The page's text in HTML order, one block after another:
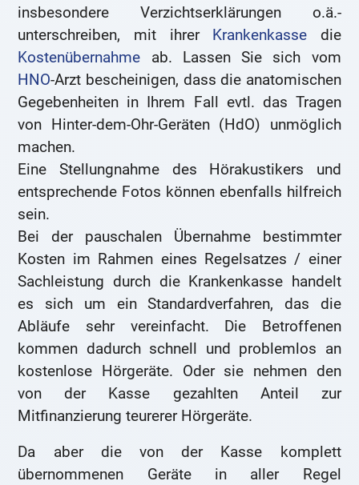
insbesondere Verzichtserklärungen o.ä.-
unterschreiben, mit ihrer Krankenkasse die
Kostenübernahme ab. Lassen Sie sich vom
HNO-Arzt bescheinigen, dass die anatomischen
Gegebenheiten in Ihrem Fall evtl. das Tragen
von Hinter-dem-Ohr-Geräten (HdO) unmöglich
machen.
Eine Stellungnahme des Hörakustikers und
entsprechende Fotos können ebenfalls hilfreich
sein.
Bei der pauschalen Übernahme bestimmter
Kosten im Rahmen eines Regelsatzes / einer
Sachleistung durch die Krankenkasse handelt
es sich um ein Standardverfahren, das die
Abläufe sehr vereinfacht. Die Betroffenen
kommen dadurch schnell und problemlos an
kostenlose Hörgeräte. Oder sie nehmen den
von der Kasse gezahlten Anteil zur
Mitfinanzierung teurerer Hörgeräte.
Da aber die von der Kasse komplett
übernommenen Geräte in aller Regel